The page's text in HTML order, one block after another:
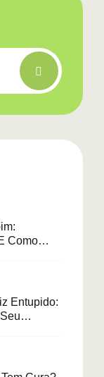
Como
Entupido: